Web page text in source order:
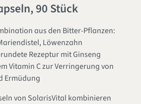
90 Stück
aus den Bitter-Pflanzen:
Löwenzahn
Rezeptur mit Ginseng
Vitamin C zur Verringerung von
Ermüdung
von SolarisVital kombinieren